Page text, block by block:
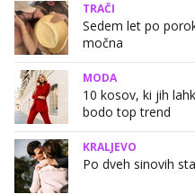
TRAČI
Sedem let po
močna
MODA
10 kosov, ki jih
bodo top trend
KRALJEVO
Po dveh sinovih